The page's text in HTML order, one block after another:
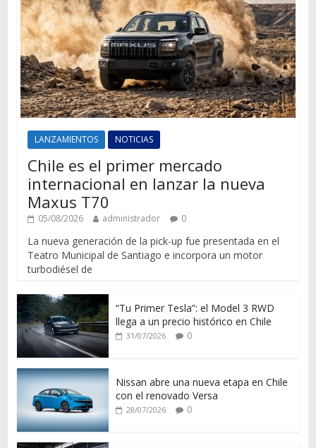
LANZAMIENTOS NOTICIAS
Chile es el primer mercado
internacional en lanzar la nueva
Maxus T70
05/08/2026 administrador 0
La nueva generación de la pick-up fue presentada en el
Teatro Municipal de Santiago e incorpora un motor
turbodiésel de
“Tu Primer Tesla”: el Model 3 RWD
llega a un precio histórico en Chile
31/07/2026 0
Nissan abre una nueva etapa en Chile
con el renovado Versa
28/07/2026 0